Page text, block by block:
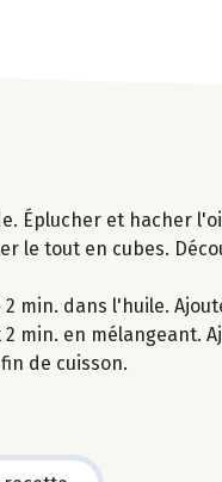
Éplucher et hacher
le tout en cubes.
min. dans l'huile.
en mélangeant.
de cuisson.